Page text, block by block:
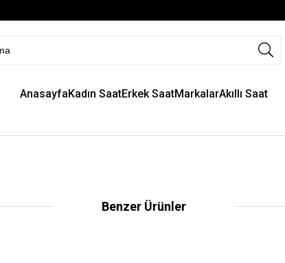
AnasayfaKadın SaatErkek SaatMarkalarAkıllı Saat
Benzer Ürünler